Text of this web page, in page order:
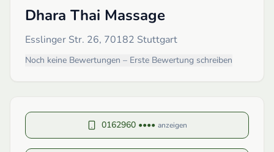
Dhara Thai Massage
Esslinger Str. 26, 70182 Stuttgart
Noch keine Bewertungen – Erste Bewertung schreiben
0162960 •••• anzeigen